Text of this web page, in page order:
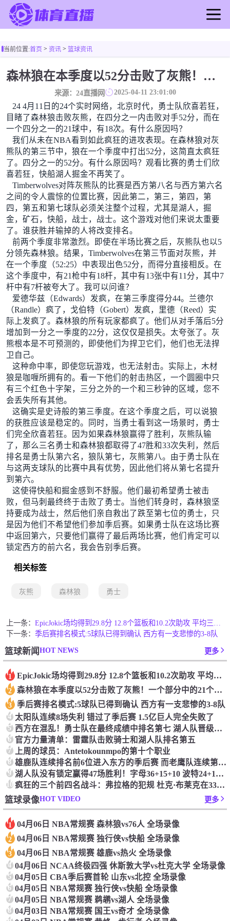
足球直播
篮球直播
足球录像
足球新闻
篮球新闻
当前位置:首页> 资讯 > 篮球资讯
森林狼在本季度以52分击败了灰熊！一个部分中的21个中有18个！骑着摇头丸的战士第六 湖船不舒服
来源：24直播网 2025-04-11 23:01:00
24 4月11日的24个实时网络，北京时代，勇士队欣喜若狂，
目睹了森林狼击败灰熊，在四分之一内击败对手52分，而在
一个四分之一的21球中，有18次。有什么原因吗？
我们从未在NBA看到如此疯狂的进攻表现。在森林狼对灰
熊队的第三节中，狼在一个季度中打出52分，这简直太疯狂
了。四分之一的52分。有什么原因吗？观看比赛的勇士们欣
喜若狂，快船湖人掘金不再笑了。
Timberwolves对阵灰熊队的比赛是西方第八名与西方第六名
之间的令人震惊的位置比赛，因此第二，第三，第四，第
四，第五和第七球队必须关注整个过程，尤其是湖人，掘
金，矿石，快船，战士，战士。这个游戏对他们来说太重要
了。谁获胜并输掉的人将改变排名。
前两个季度非常激烈。即使在半场比赛之后，灰熊队也以5
分领先森林狼。结果，Timberwolves在第三节面对灰熊，并
在一个季度（52:25）中表现出色52分，而得分直接相反。在
这个季度中，有21枪中有18杆，其中有13张中有11分，其中7
杆中有7杆被夸大了。我可以问谁？
爱德华兹（Edwards）发疯，在第三季度得分44。兰德尔
（Randle）疯了，戈伯特（Gobert）发疯，里德（Reed）实
际上发疯了。森林狼的所有玩家都疯了。他们从对手落后5分
增加到一分之一季度的22分，这仅仅是损失。太夸张了。灰
熊根本是不可预测的，即使他们为捍卫它们，他们也无法捍
卫自己。
这种命中率，即使您玩游戏，也无法射击。实际上，木材
狼是咖喱所拥有的。看一下他们的射击热区，一个圆圈中只
有三个红色十字架，三分之外的一个和三秒钟的区域，您不
会丢失所有其他。
这确实是史诗般的第三季度。在这个季度之后，可以说狼
的获胜应该是稳定的。同时，当勇士看到这一场景时，勇士
们完全欣喜若狂。因为如果森林狼赢得了胜利，灰熊队输
了，那么三名勇士和森林狼都取得了47胜和33次失利，然后
排名是勇士队第六名，狼队第七，灰熊第八。由于勇士队在
与这两支球队的比赛中具有优势，因此他们将从第七名提升
到第六。
这使得快船和掘金感到不舒服。他们最初希望勇士被击
败，但马刺最终终于击败了勇士。当他们转身时，森林狼坚
持要成为战士，然后他们亲自救出了跌至第七位的勇士，只
是因为他们不希望他们参加季后赛。如果勇士队在这场比赛
中返回第六，只要他们赢得了最后两场比赛，他们肯定可以
锁定西方的前六名，我会告别季后赛。
相关标签
灰熊 森林狼 勇士
上一条：
下一条： 季后赛排名模式:5球队已得到确认 西方有一支悲惨的3-8队
篮球新闻HOT NEWS 更多
1 Epic️Jokic场均得到29.8分 12.8个篮板和10.2次助攻 平均三双很容易吗？
2 森林狼在本季度以52分击败了灰熊！一个部分中的21个中有18个！骑着摇头丸的战士第六 湖船不舒服
3 季后赛排名模式:5球队已得到确认 西方有一支悲惨的3-8队
4 太阳队连续8场失利 错过了季后赛 1.5亿巨人完全失败了
5 西方在混乱！勇士队在最终成绩中排名第七 湖人队晋级季后赛 火箭向快船送了礼物
6 官方力量清单：雷霆队击败骑士和湖人队排名第五
7 上周的球员：Antetokounmpo的第十个职业
8 雄鹿队连续排名前6位进入东方的季后赛 而老鹰队连续第四年在季后赛中踢球
9 湖人队没有锁定赢得47场胜利！字母36+15+10 波特24+12+8 42胜利以锁定季后赛
10 疯狂的三个前四名战斗：弗拉格的犯规 杜克·布莱克在33秒的惊喜中出现了
篮球录像HOT VIDEO 更多
1 04月06日 NBA常规赛 森林狼vs76人 全场录像
2 04月06日 NBA常规赛 独行侠vs快船 全场录像
3 04月06日 NBA常规赛 雄鹿vs热火 全场录像
4 04月06日 NCAA终极四强 休斯敦大学vs杜克大学 全场录像
5 04月05日 CBA季后赛首轮 山东vs北控 全场录像
6 04月05日 NBA常规赛 独行侠vs快船 全场录像
7 04月05日 NBA常规赛 鹈鹕vs湖人 全场录像
8 04月03日 NBA常规赛 国王vs奇才 全场录像